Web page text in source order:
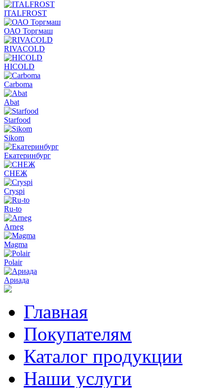
ITALFROST
ОАО Торгмаш
RIVACOLD
HICOLD
Carboma
Abat
Starfood
Sikom
Екатеринбург
СНЕЖ
Cryspi
Ru-to
Arneg
Magma
Polair
Ариада
Главная
Покупателям
Каталог продукции
Наши услуги